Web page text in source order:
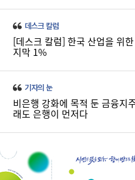
데스크 칼럼
[데스크 칼럼] 한국 산업을 위
지막 1%
기자의 눈
비은행 강화에 목적 둔 금융지
래도 은행이 먼저다